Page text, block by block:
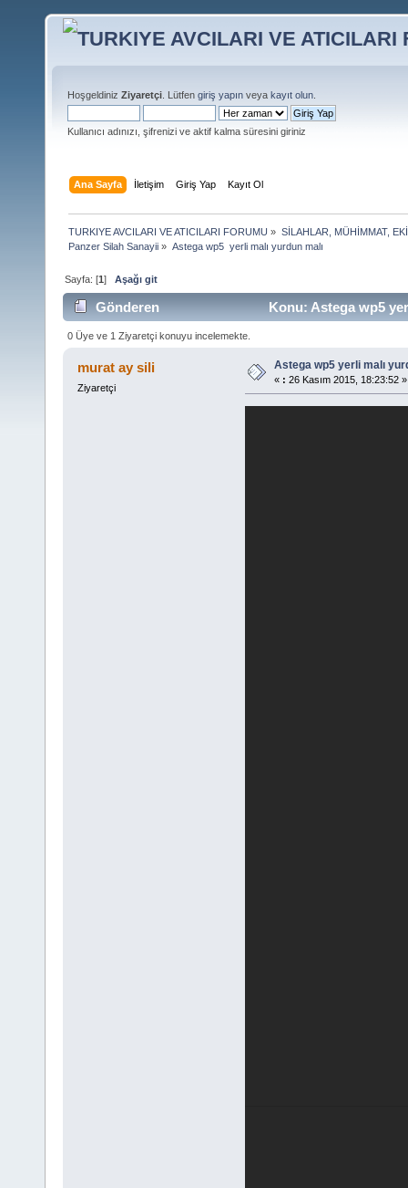
Hoşgeldiniz Ziyaretçi . Lütfen giriş yapın veya kayıt olun
Kullanıcı adınızı, şifrenizi ve aktif kalma süresini giriniz
Ana Sayfa İletişim Giriş Yap Kayıt Ol
TURKIYE AVCILARI VE ATICILARI FORUMU » SİLAHLAR, MÜHİMMAT,
Panzer Silah Sanayii » Astega wp5  yerli malı yurdun malı
Sayfa: [1]Aşağı git
Gönderen Konu: Astega wp5
0 Üye ve 1 Ziyaretçi konuyu incelemekte.
murat ay sili
Ziyaretçi
Astega wp5 yerli malı
« : 26 Kasım 2015, 18:23:52 »